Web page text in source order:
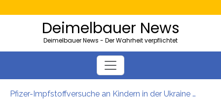
Deimelbauer News
Deimelbauer News - Der Wahrheit verpflichtet
Pfizer-Impfstoffversuche an Kindern in der Ukraine mit hohen Sterblichkeitsraten